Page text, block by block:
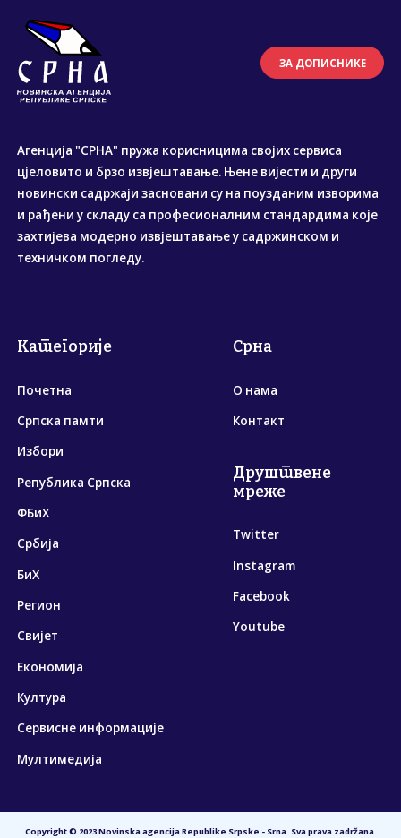
ЗА ДОПИСНИКЕ
Агенција "СРНА" пружа корисницима својих сервиса
цјеловито и брзо извјештавање. Њене вијести и други
новински садржаји засновани су на поузданим изворима
и рађени у складу са професионалним стандардима које
захтијева модерно извјештавање у садржинском и
техничком погледу.
Категорије
Почетна
Српска памти
Избори
Република Српска
ФБиХ
Србија
БиХ
Регион
Свијет
Економија
Култура
Сервисне информације
Мултимедија
Срна
О нама
Контакт
Друштвене
мреже
Twitter
Instagram
Facebook
Youtube
Copyright © 2023 Novinska agencija Republike Srpske - Srna. Sva prava zadržana.